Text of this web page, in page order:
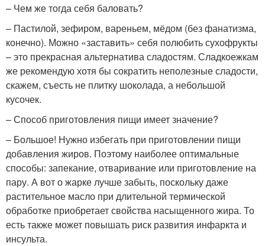
– Чем же тогда себя баловать?
– Пастилой, зефиром, вареньем, мёдом (без фанатизма,
конечно). Можно «заставить» себя полюбить сухофрукты
– это прекрасная альтернатива сладостям. Сладкоежкам
же рекомендую хотя бы сократить неполезные сладости,
скажем, съесть не плитку шоколада, а небольшой
кусочек.
– Способ приготовления пищи имеет значение?
– Большое! Нужно избегать при приготовлении пищи
добавления жиров. Поэтому наиболее оптимальные
способы: запекание, отваривание или приготовление на
пару. А вот о жарке лучше забыть, поскольку даже
растительное масло при длительной термической
обработке приобретает свойства насыщенного жира. То
есть также может повышать риск развития инфаркта и
инсульта.